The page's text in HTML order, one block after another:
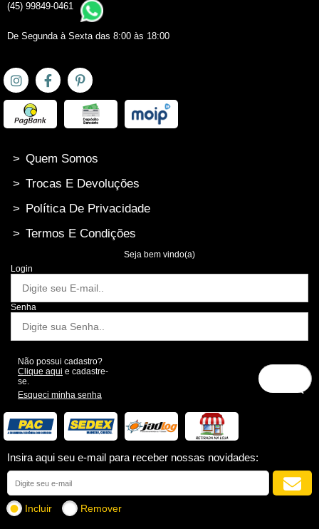
(45) 99849-0461
De Segunda à Sexta das 8:00 às 18:00
> Quem Somos
> Trocas E Devoluções
> Política De Privacidade
> Termos E Condições
Seja bem vindo(a)
Login
Senha
Não possui cadastro?
Clique aqui e cadastre-
se.
Esqueci minha senha
Insira aqui seu e-mail para receber nossas novidades:
Incluir Remover